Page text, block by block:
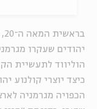
יהודים שעקרו
הוליווד לתעשיית
כיצד יוצרי קולנוע
הכפויה מגרמניה